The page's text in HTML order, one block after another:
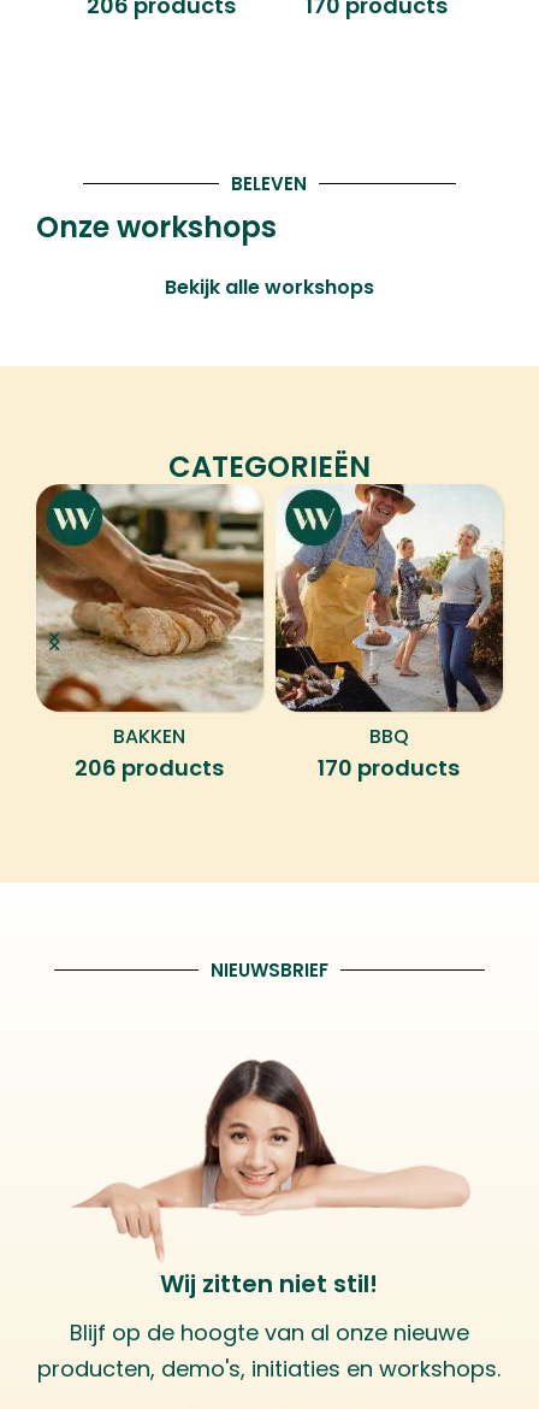
BELEVEN
Onze workshops
Bekijk alle workshops
CATEGORIEËN
BAKKEN
206 products
BBQ
170 products
NIEUWSBRIEF
Wij zitten niet stil!
Blijf op de hoogte van al onze nieuwe
producten, demo's, initiaties en workshops.